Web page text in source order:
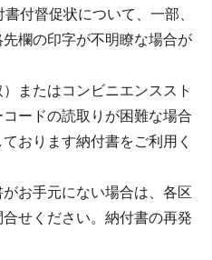
付督促状について、一部、
欄の印字が不明瞭な場合が
またはコンビニエンススト
ードの読取りが困難な場合
おります納付書をご利用く
お手元にない場合は、各区
せください。納付書の再発